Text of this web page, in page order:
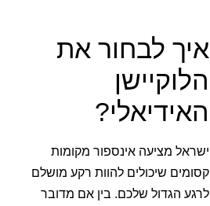
איך לבחור את
הלוקיישן
האידיאלי?
ישראל מציעה אינספור מקומות
קסומים שיכולים להוות רקע מושלם
לרגע הגדול שלכם. בין אם מדובר